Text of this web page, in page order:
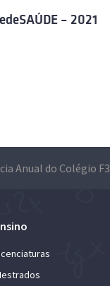
– 2021
Anual do Colégio F3